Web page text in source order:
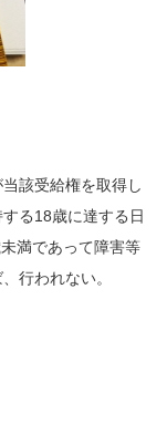
該受給権を取得し
る18歳に達する日
満であって障害等
行われない。